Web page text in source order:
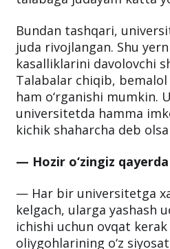
Bundan tashqari,
juda rivojlangan. Shu
kasalliklarini davolovchi
Talabalar chiqib,
ham o‘rganishi mumkin.
universitetda hamma
kichik shaharcha deb
— Hozir o‘zingiz
— Har bir universitetga
kelgach, ularga yashash
ichishi uchun ovqat kerak
oliygohlarining o‘z